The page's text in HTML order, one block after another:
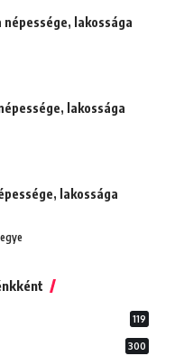
népessége, lakossága
lakossága
lakossága
119
300